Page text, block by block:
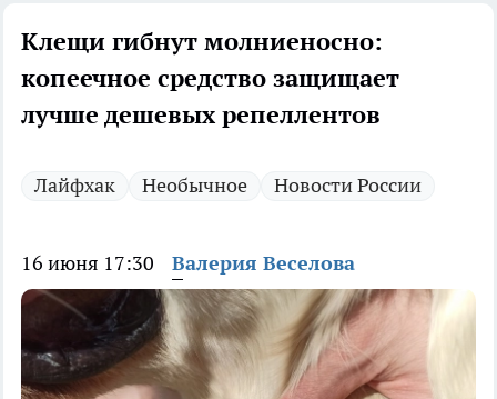
Клещи гибнут молниеносно:
копеечное средство защищает
лучше дешевых репеллентов
Лайфхак Необычное Новости России
16 июня 17:30 Валерия Веселова